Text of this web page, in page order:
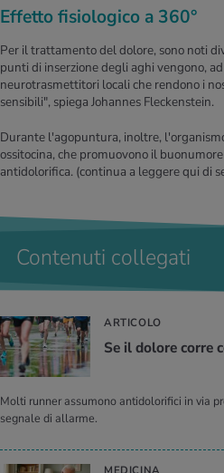
Effetto fisiologico a 360°
Per il trattamento del dolore, sono noti
punti di inserzione degli aghi vengono,
neurotrasmettitori locali che rendono i
sensibili", spiega Johannes Fleckenstein.
Durante l'agopuntura, inoltre,
ossitocina, che promuovono il
antidolorifica. (continua a leggere qui di
Contenuti collegati
ARTICOLO
Se il do­lo­re corre
Molti runner assumono antidolorifici in via
segnale di allarme.